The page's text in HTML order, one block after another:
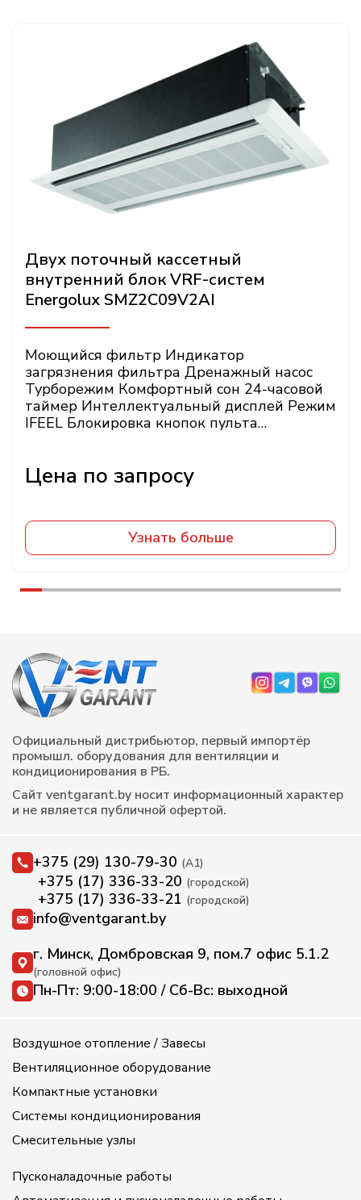
Двух поточный кассетный
внутренний блок VRF-систем
Energolux SMZ2C09V2AI
Моющийся фильтр Индикатор
загрязнения фильтра Дренажный насос
Турборежим Комфортный сон 24-часовой
таймер Интеллектуальный дисплей Режим
IFEEL Блокировка кнопок пульта
Узнать больше
Официальный дистрибьютор, первый импортёр
промышл. оборудования для вентиляции и
кондиционирования в РБ.
Сайт ventgarant.by носит информационный характер
и не является публичной офертой.
+375 (29) 130-79-30 (А1)
+375 (17) 336-33-20 (городской)
+375 (17) 336-33-21 (городской)
info@ventgarant.by
г. Минск, Домбровская 9, пом.7 офис 5.1.2
(головной офис)
Пн-Пт: 9:00-18:00 / Сб-Вс: выходной
Воздушное отопление / Завесы
Вентиляционное оборудование
Компактные установки
Системы кондиционирования
Смесительные узлы
Пусконаладочные работы